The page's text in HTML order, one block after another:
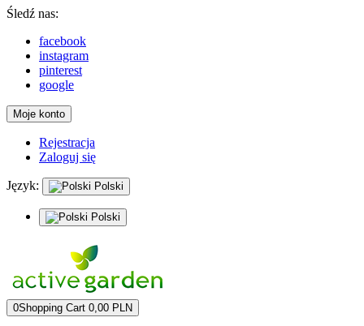
Śledź nas:
facebook
instagram
pinterest
google
Moje konto
Rejestracja
Zaloguj się
Język: Polski
Polski
0Shopping Cart 0,00 PLN